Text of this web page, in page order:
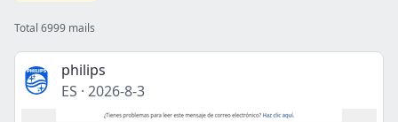
Total 6999 mails
philips
ES · 2026-8-3